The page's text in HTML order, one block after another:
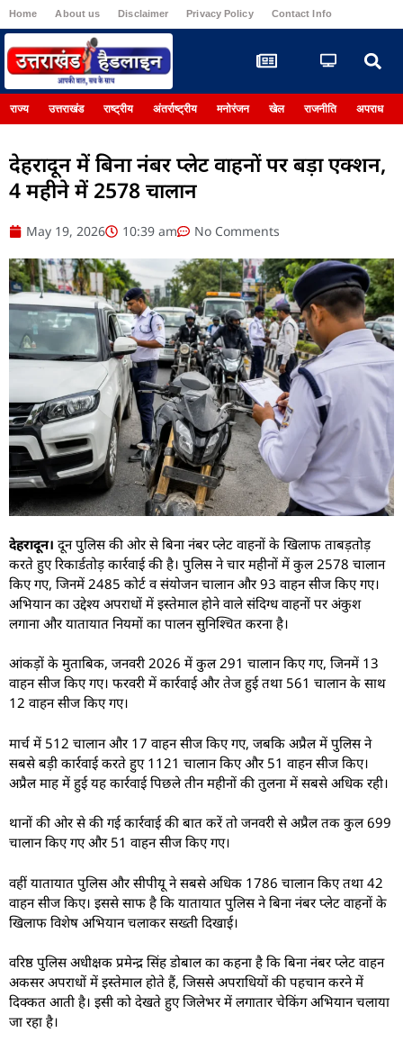
Home About us Disclaimer Privacy Policy Contact Info
राज्य उत्तराखंड राष्ट्रीय अंतर्राष्ट्रीय मनोरंजन खेल राजनीति अपराध
देहरादून में बिना नंबर प्लेट वाहनों पर बड़ा एक्शन,
4 महीने में 2578 चालान
May 19, 2026 10:39 am No Comments
देहरादून। दून पुलिस की ओर से बिना नंबर प्लेट वाहनों के खिलाफ ताबड़तोड़
करते हुए रिकार्डतोड़ कार्रवाई की है। पुलिस ने चार महीनों में कुल 2578 चालान
किए गए, जिनमें 2485 कोर्ट व संयोजन चालान और 93 वाहन सीज किए गए।
अभियान का उद्देश्य अपराधों में इस्तेमाल होने वाले संदिग्ध वाहनों पर अंकुश
लगाना और यातायात नियमों का पालन सुनिश्चित करना है।
आंकड़ों के मुताबिक, जनवरी 2026 में कुल 291 चालान किए गए, जिनमें 13
वाहन सीज किए गए। फरवरी में कार्रवाई और तेज हुई तथा 561 चालान के साथ
12 वाहन सीज किए गए।
मार्च में 512 चालान और 17 वाहन सीज किए गए, जबकि अप्रैल में पुलिस ने
सबसे बड़ी कार्रवाई करते हुए 1121 चालान किए और 51 वाहन सीज किए।
अप्रैल माह में हुई यह कार्रवाई पिछले तीन महीनों की तुलना में सबसे अधिक रही।
थानों की ओर से की गई कार्रवाई की बात करें तो जनवरी से अप्रैल तक कुल 699
चालान किए गए और 51 वाहन सीज किए गए।
वहीं यातायात पुलिस और सीपीयू ने सबसे अधिक 1786 चालान किए तथा 42
वाहन सीज किए। इससे साफ है कि यातायात पुलिस ने बिना नंबर प्लेट वाहनों के
खिलाफ विशेष अभियान चलाकर सख्ती दिखाई।
वरिष्ठ पुलिस अधीक्षक प्रमेन्द्र सिंह डोबाल का कहना है कि बिना नंबर प्लेट वाहन
अकसर अपराधों में इस्तेमाल होते हैं, जिससे अपराधियों की पहचान करने में
दिक्कत आती है। इसी को देखते हुए जिलेभर में लगातार चेकिंग अभियान चलाया
जा रहा है।